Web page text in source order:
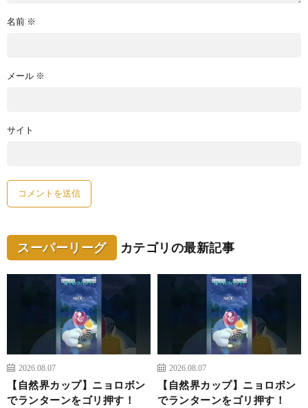
名前 ※
メール ※
サイト
スーパーリーグ カテゴリの最新記事
2026.08.07
【自然界カップ】ニョロボン
でランターンをゴリ押す！
2026.08.07
【自然界カップ】ニョロボン
でランターンをゴリ押す！